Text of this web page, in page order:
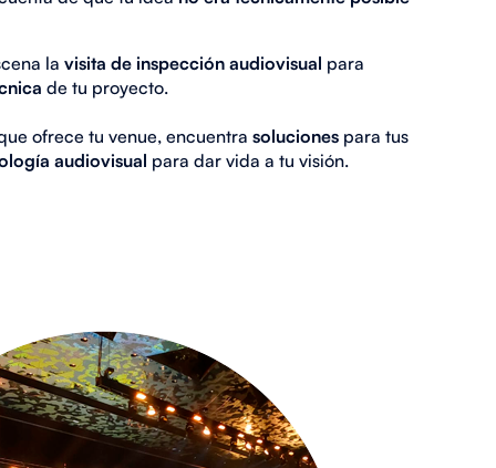
la visita de inspección audiovisual para
de tu proyecto.
ofrece tu venue, encuentra solucionespara tus
audiovisual para dar vida a tu visión.